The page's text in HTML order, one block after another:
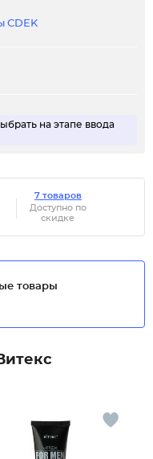
CDEK
на этапе ввода
7 товаров
Доступно по
скидке
товары